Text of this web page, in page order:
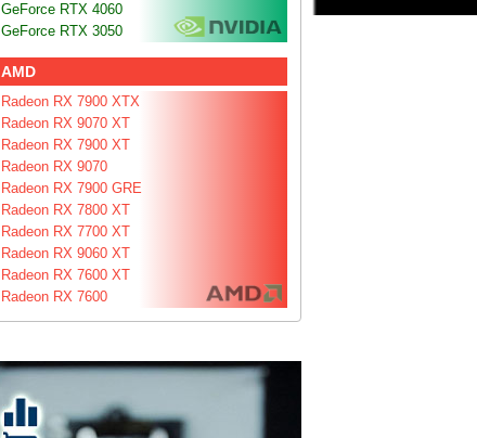
GeForce RTX 4060
GeForce RTX 3050
AMD
Radeon RX 7900 XTX
Radeon RX 9070 XT
Radeon RX 7900 XT
Radeon RX 9070
Radeon RX 7900 GRE
Radeon RX 7800 XT
Radeon RX 7700 XT
Radeon RX 9060 XT
Radeon RX 7600 XT
Radeon RX 7600